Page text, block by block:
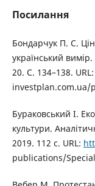
Посилання
Бондарчук П. С.
український
20. С. 134–138.
investplan.com.ua/
Бураковський І.
культури.
2019. 112 с. URL:
publications/